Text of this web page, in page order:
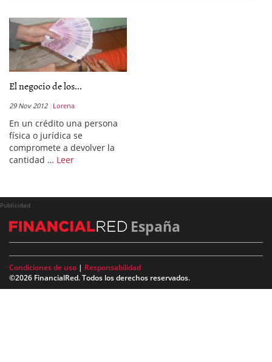
El negocio de los...
29 Nov 2012 Lorena
En un crédito una persona
física o jurídica se
compromete a devolver la
cantidad … Leer
Publicidad
España
Condiciones de uso | Responsabilidad
©2026 FinancialRed. Todos los derechos reservados.